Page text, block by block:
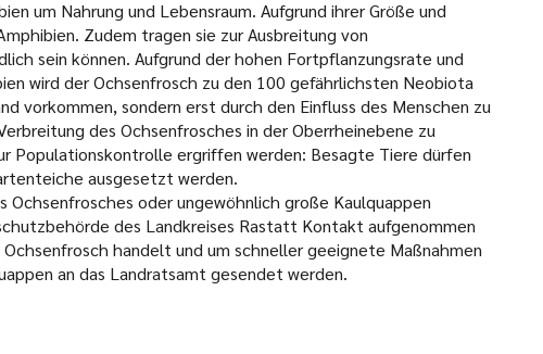
um Nahrung und Lebensraum. Aufgrund ihrer Größe und
Zudem tragen sie zur Ausbreitung von
sein können. Aufgrund der hohen Fortpflanzungsrate und
wird der Ochsenfrosch zu den 100 gefährlichsten Neobiota
vorkommen, sondern erst durch den Einfluss des Menschen zu
des Ochsenfrosches in der Oberrheinebene zu
Populationskontrolle ergriffen werden: Besagte Tiere dürfen
ausgesetzt werden.
oder ungewöhnlich große Kaulquappen
des Landkreises Rastatt Kontakt aufgenommen
handelt und um schneller geeignete Maßnahmen
an das Landratsamt gesendet werden.